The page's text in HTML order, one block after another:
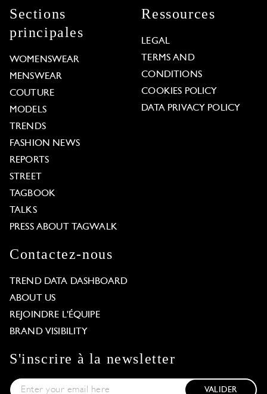
Sections
principales
WOMENSWEAR
MENSWEAR
COUTURE
MODELS
TRENDS
FASHION NEWS
REPORTS
STREET
TAGBOOK
TALKS
PRESS ABOUT TAGWALK
Ressources
LEGAL
TERMS AND
CONDITIONS
COOKIES POLICY
DATA PRIVACY POLICY
Contactez-nous
TREND DATA DASHBOARD
ABOUT US
REJOINDRE L'ÉQUIPE
BRAND VISIBILITY
S'inscrire à la newsletter
VALIDER